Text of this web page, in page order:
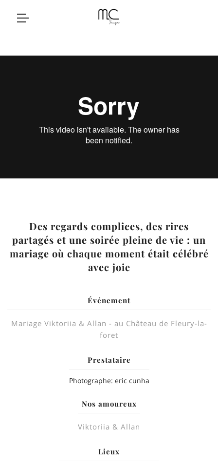
Des regards complices, des rires
partagés et une soirée pleine de vie : un
mariage où chaque moment était célébré
avec joie
Événement
Mariage Viktoriia & Allan - au Château de Fleury-la-
foret
Prestataire
Photographe: eric cunha
Nos amoureux
Viktoriia & Allan
Lieux